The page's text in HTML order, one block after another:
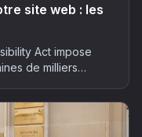
site web : les
Act impose
de milliers
: le guide